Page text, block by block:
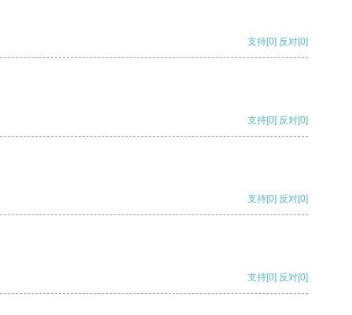
支持[0] 反对[0]
支持[0] 反对[0]
支持[0] 反对[0]
支持[0] 反对[0]